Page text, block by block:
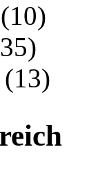
(10)
(13)